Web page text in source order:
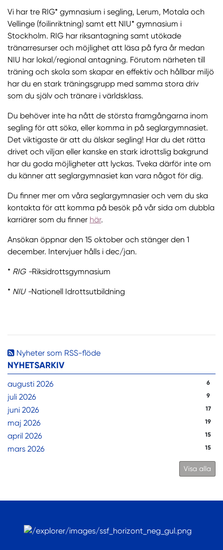
Nyheter som RSS-flöde
NYHETSARKIV
augusti 2026 6
juli 2026 9
juni 2026 17
maj 2026 19
april 2026 15
mars 2026 15
Visa alla
Vi har tre RIG* gymnasium i segling, Lerum, Motala och
Vellinge (foilinriktning) samt ett NIU* gymnasium i
Stockholm. RIG har riksantagning samt utökade
tränarresurser och möjlighet att läsa på fyra år medan
NIU har lokal/regional antagning. Förutom närheten till
träning och skola som skapar en effektiv och hållbar miljö
har du en stark träningsgrupp med samma stora driv
som du själv och tränare i världsklass.
Du behöver inte ha nått de största framgångarna inom
segling för att söka, eller komma in på seglargymnasiet.
Det viktigaste är att du älskar segling! Har du det rätta
drivet och viljan eller kanske en stark idrottslig bakgrund
har du goda möjligheter att lyckas. Tveka därför inte om
du känner att seglargymnasiet kan vara något för dig.
Du finner mer om våra seglargymnasier och vem du ska
kontakta för att komma på besök på vår sida om dubbla
karriärer som du finner här.
Ansökan öppnar den 15 oktober och stänger den 1
december. Intervjuer hålls i dec/jan.
* RIG -Riksidrottsgymnasium
* NIU -Nationell Idrottsutbildning